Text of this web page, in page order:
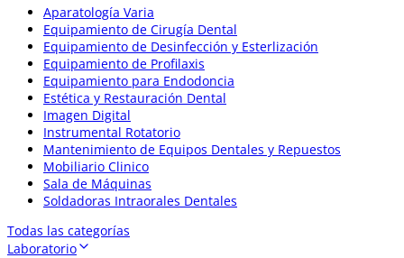
Aparatología Varia
Equipamiento de Cirugía Dental
Equipamiento de Desinfección y Esterlización
Equipamiento de Profilaxis
Equipamiento para Endodoncia
Estética y Restauración Dental
Imagen Digital
Instrumental Rotatorio
Mantenimiento de Equipos Dentales y Repuestos
Mobiliario Clinico
Sala de Máquinas
Soldadoras Intraorales Dentales
Todas las categorías
Laboratorio